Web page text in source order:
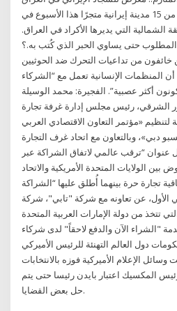
افتتحت 24 شركة على الأقل من 15 مدينة إيرانية متجرًا هذا الأسبوع في
التي يديرها الأكراد في العراق.
المطلوب حتى يساوي الحبر الذي كُتب به.؟
خائفون من تداعيات التحرك ضد الحوثيين
المنظمات الإنسانية تعمل مع “الشركاء
أكثر عصبية”. الفجيرة: محمد الوسيلة
الشرقي، رئيس مجلس إدارة غرفة تجارة
لتنظيم «مؤتمر التعاون الاقتصادي العربي
مع «إكسبو دبي»، وبالتعاون مع اتحاد غرف التجارة
“ترقب عالمي لاتفاق الشراكة عبر
الولايات المتحدة الأمريكية والاتحاد
تجارة حرة بينهما أُطلق عليها “الشراكة
الأول، عن تعاونه مع شركة "تابي"، شركة
تتخذ من دولة الإمارات العربية المتحدة
"الشراء الآن والدفع لاحقاً" لدى شركاء
دول العالم التهنئة للرئيس الأميركي
الإعلام الأميركية فوزه بالانتخابات
المكسيك اعتبار بايدن رئيسا حتى يتم
حل بعض القضايا.